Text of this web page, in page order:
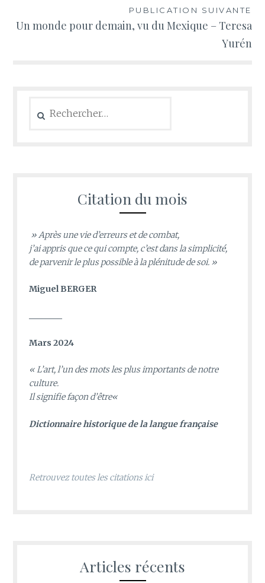
PUBLICATION SUIVANTE
Un monde pour demain, vu du Mexique – Teresa
Yurén
Citation du mois
» Après une vie d’erreurs et de combat,
j’ai appris que ce qui compte, c’est dans la simplicité,
de parvenir le plus possible à la plénitude de soi. »
Miguel BERGER
Mars 2024
«L’art, l’un des mots les plus importants de notre
culture.
Il signifie façon d’être«
Dictionnaire historique de la langue française
Retrouvez toutes les citations ici
Articles récents